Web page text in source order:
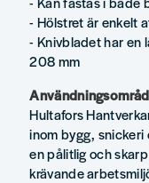
- Hölstret är enkelt
- Knivbladet har en
208 mm
Hultafors
inom bygg, snickeri
en pålitlig och
krävande